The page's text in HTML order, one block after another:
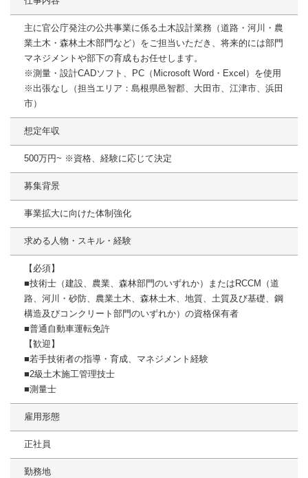
主に官公庁発注の公共事業に係る土木設計業務（道路・河川・農
業土木・森林土木部門など）をご担当いただき、将来的には部門
マネジメントや部下の育成もお任せします。
※測量・設計CADソフト、PC（Microsoft Word・Excel）を使用
※出張なし（担当エリア：島根県邑智郡、大田市、江津市、浜田
市）
想定年収
500万円~ ※資格、経験に応じて決定
募集背景
事業拡大に向けた体制強化
求める人物・スキル・経験
【必須】
■技術士（建設、農業、森林部門のいずれか）またはRCCM（道
路、河川・砂防、農業土木、森林土木、地質、土質及び基礎、鋼
構造及びコンクリート部門のいずれか）の資格保有者
■普通自動車運転免許
【歓迎】
■若手技術者の指導・育成、マネジメント経験
■2級土木施工管理技士
■測量士
雇用形態
正社員
勤務地